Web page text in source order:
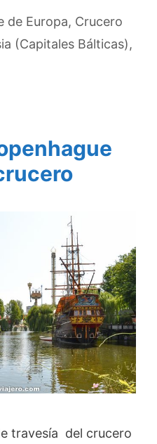
de Europa, Crucero
(Capitales Bálticas),
travesía del crucero